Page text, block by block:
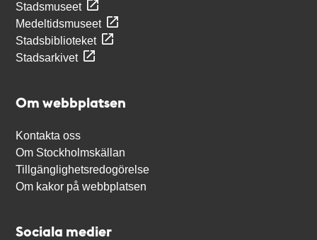
Stadsmuseet
Medeltidsmuseet
Stadsbiblioteket
Stadsarkivet
Om webbplatsen
Kontakta oss
Om Stockholmskällan
Tillgänglighetsredogörelse
Om kakor på webbplatsen
Sociala medier